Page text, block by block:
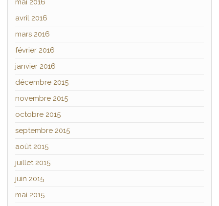
mai 2016
avril 2016
mars 2016
février 2016
janvier 2016
décembre 2015
novembre 2015
octobre 2015
septembre 2015
août 2015
juillet 2015
juin 2015
mai 2015